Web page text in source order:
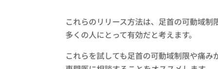
これらのリリース方法は、足首の可動域制
多くの人にとって有効だと考えます。
これらを試しても足首の可動域制限や痛み